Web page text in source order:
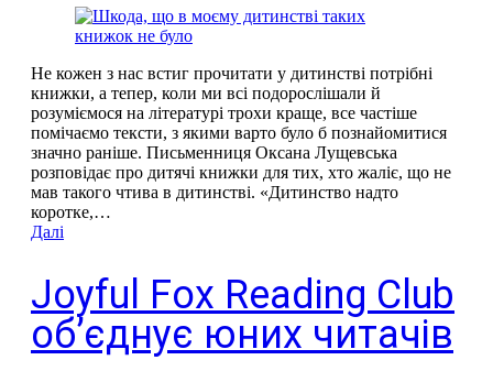
Не кожен з нас встиг прочитати у дитинстві потрібні
книжки, а тепер, коли ми всі подорослішали й
розуміємося на літературі трохи краще, все частіше
помічаємо тексти, з якими варто було б познайомитися
значно раніше. Письменниця Оксана Лущевська
розповідає про дитячі книжки для тих, хто жаліє, що не
мав такого чтива в дитинстві. «Дитинство надто
коротке,…
Далі
Joyful Foх Reading Club
об’єднує юних читачів